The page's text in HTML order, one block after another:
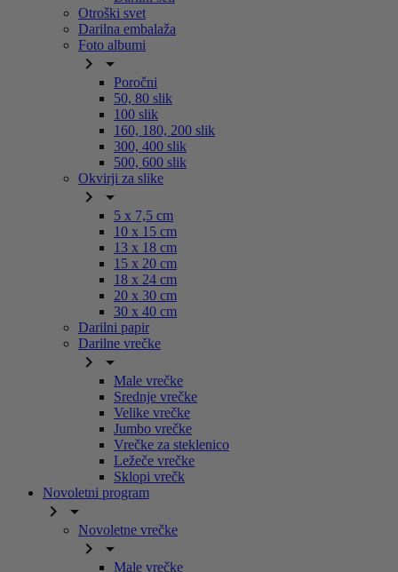
Otroški svet
Darilna embalaža
Foto albumi
 
Poročni
50, 80 slik
100 slik
160, 180, 200 slik
300, 400 slik
500, 600 slik
Okvirji za slike
 
5 x 7,5 cm
10 x 15 cm
13 x 18 cm
15 x 20 cm
18 x 24 cm
20 x 30 cm
30 x 40 cm
Darilni papir
Darilne vrečke
 
Male vrečke
Srednje vrečke
Velike vrečke
Jumbo vrečke
Vrečke za steklenico
Ležeče vrečke
Sklopi vrečk
Novoletni program
 
Novoletne vrečke
 
Male vrečke